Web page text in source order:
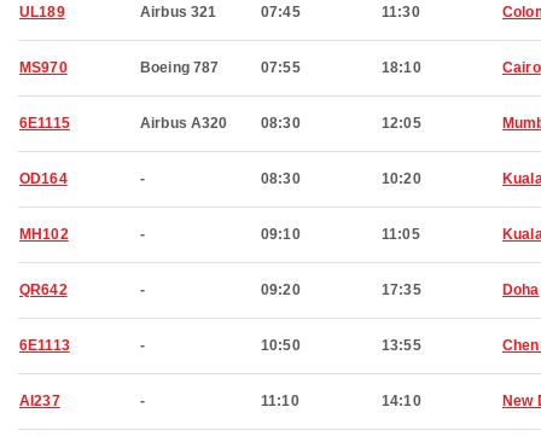
UL189 Airbus 321 07:45 11:30
MS970 Boeing 787 07:55 18:10 Cairo
6E1115 Airbus A320 08:30 12:05
OD164 - 08:30 10:20
MH102 - 09:10 11:05
QR642 - 09:20 17:35 Doha
6E1113 - 10:50 13:55
AI237 - 11:10 14:10 New